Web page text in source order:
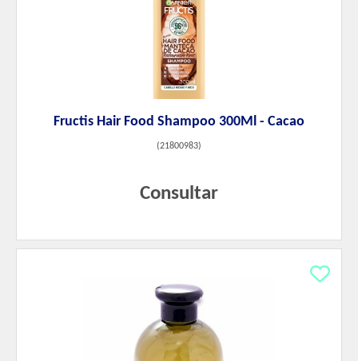
Fructis Hair Food Shampoo 300Ml - Cacao
(21800983)
Consultar